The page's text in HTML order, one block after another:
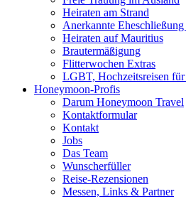
Heiraten am Strand
Anerkannte
Heiraten auf Mauritius
Brautermäßigung
Flitterwochen Extras
LGBT, Hochzeitsreisen
Honeymoon-Profis
Darum Honeymoon Travel
Kontaktformular
Kontakt
Jobs
Das Team
Wunscherfüller
Reise-Rezensionen
Messen, Links & Partner